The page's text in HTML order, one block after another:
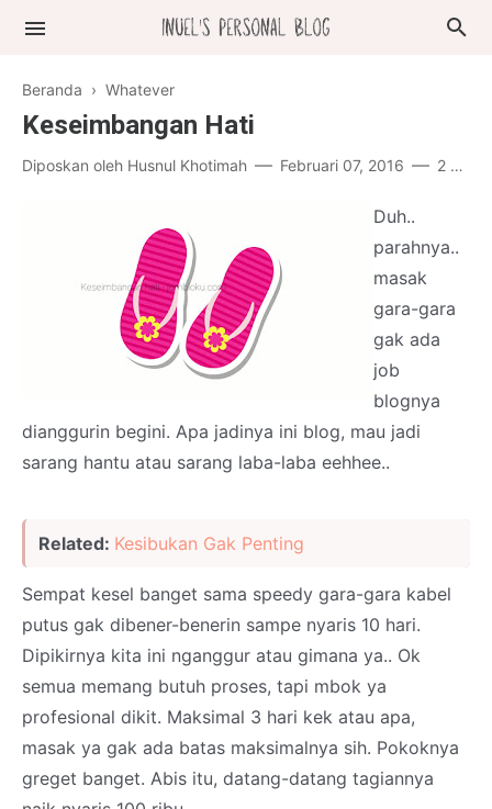
Beranda › Whatever
Keseimbangan Hati
Diposkan oleh Husnul Khotimah Februari 07, 2016 2 komentar
Duh..
parahnya..
masak
gara-gara
gak ada
job
blognya
dianggurin begini. Apa jadinya ini blog, mau jadi
sarang hantu atau sarang laba-laba eehhee..
Related: Kesibukan Gak Penting
Sempat kesel banget sama speedy gara-gara kabel
putus gak dibener-benerin sampe nyaris 10 hari.
Dipikirnya kita ini nganggur atau gimana ya.. Ok
semua memang butuh proses, tapi mbok ya
profesional dikit. Maksimal 3 hari kek atau apa,
masak ya gak ada batas maksimalnya sih. Pokoknya
greget banget. Abis itu, datang-datang tagiannya